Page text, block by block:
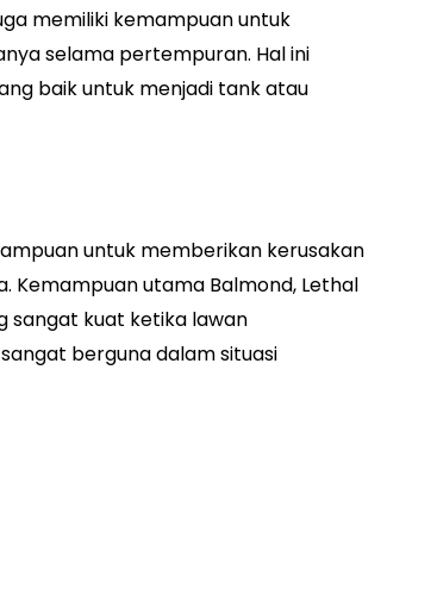
memiliki kemampuan untuk
selama pertempuran. Hal ini
baik untuk menjadi tank atau
untuk memberikan kerusakan
Kemampuan utama Balmond, Lethal
sangat kuat ketika lawan
berguna dalam situasi